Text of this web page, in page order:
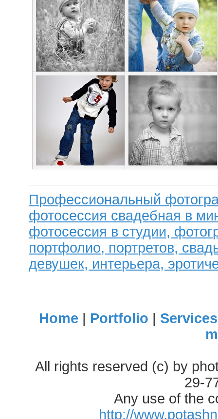
Профессиональный
фотосессия свадебная в
фотосессия в студии,
портфолио, портретов,
девушек, интерьера,
Home | Portfolio | Services
All rights reserved (c) by
29-
Any use of the
http://